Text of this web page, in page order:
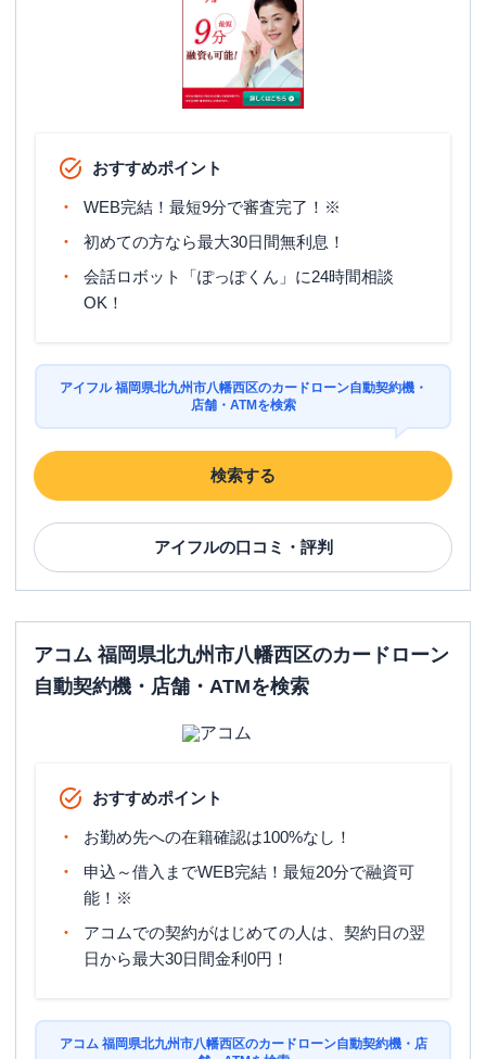
おすすめポイント
WEB完結！最短9分で審査完了！※
初めての方なら最大30日間無利息！
会話ロボット「ぽっぽくん」に24時間相談
OK！
アイフル 福岡県北九州市八幡西区のカードローン自動契約機・
店舗・ATMを検索
検索する
アイフルの口コミ・評判
アコム 福岡県北九州市八幡西区のカードローン
自動契約機・店舗・ATMを検索
おすすめポイント
お勤め先への在籍確認は100%なし！
申込～借入までWEB完結！最短20分で融資可
能！※
アコムでの契約がはじめての人は、契約日の翌
日から最大30日間金利0円！
アコム 福岡県北九州市八幡西区のカードローン自動契約機・店